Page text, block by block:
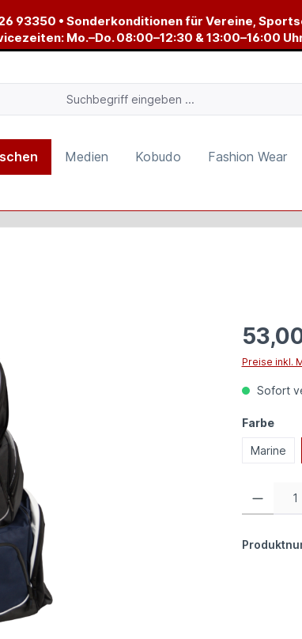
93350 • Sonderkonditionen für Vereine,
Mo.–Do. 08:00–12:30 & 13:00–16:00
Medien Kobudo Fashion Wear
Preise inkl.
Sofort
Farbe
Marine